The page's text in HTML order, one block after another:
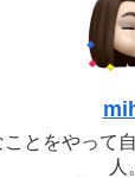
ことをやって
人。